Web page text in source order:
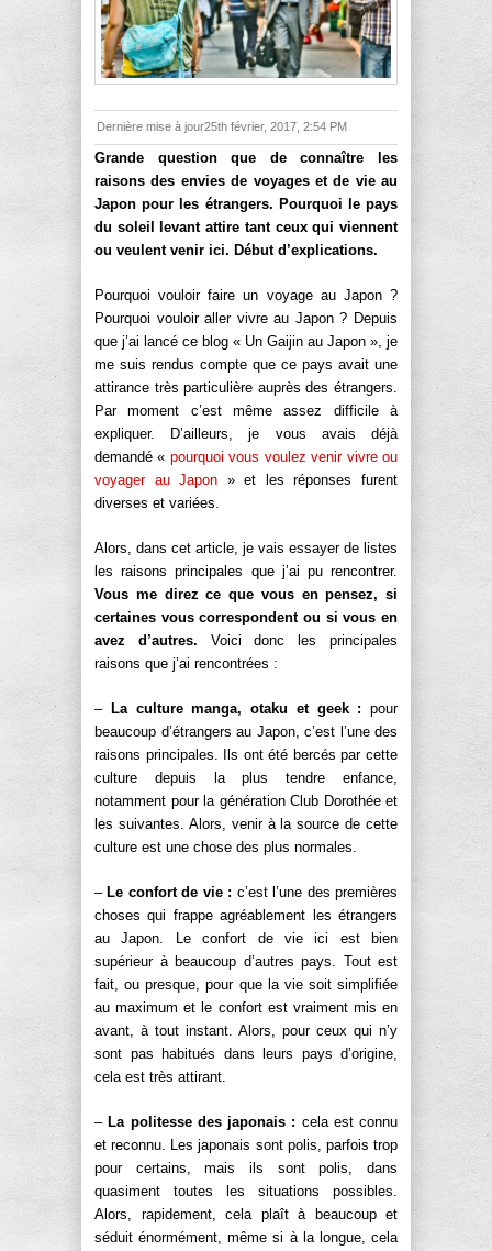
Dernière mise à jour25th février, 2017, 2:54 PM
Grande question que de connaître les
raisons des envies de voyages et de vie au
Japon pour les étrangers. Pourquoi le pays
du soleil levant attire tant ceux qui viennent
ou veulent venir ici. Début d’explications.
Pourquoi vouloir faire un voyage au Japon ?
Pourquoi vouloir aller vivre au Japon ? Depuis
que j’ai lancé ce blog « Un Gaijin au Japon », je
me suis rendus compte que ce pays avait une
attirance très particulière auprès des étrangers.
Par moment c’est même assez difficile à
expliquer. D’ailleurs, je vous avais déjà
demandé « pourquoi vous voulez venir vivre ou
voyager au Japon » et les réponses furent
diverses et variées.
Alors, dans cet article, je vais essayer de listes
les raisons principales que j’ai pu rencontrer.
Vous me direz ce que vous en pensez, si
certaines vous correspondent ou si vous en
avez d’autres. Voici donc les principales
raisons que j’ai rencontrées :
– La culture manga, otaku et geek : pour
beaucoup d’étrangers au Japon, c’est l’une des
raisons principales. Ils ont été bercés par cette
culture depuis la plus tendre enfance,
notamment pour la génération Club Dorothée et
les suivantes. Alors, venir à la source de cette
culture est une chose des plus normales.
– Le confort de vie : c’est l’une des premières
choses qui frappe agréablement les étrangers
au Japon. Le confort de vie ici est bien
supérieur à beaucoup d’autres pays. Tout est
fait, ou presque, pour que la vie soit simplifiée
au maximum et le confort est vraiment mis en
avant, à tout instant. Alors, pour ceux qui n’y
sont pas habitués dans leurs pays d’origine,
cela est très attirant.
– La politesse des japonais : cela est connu
et reconnu. Les japonais sont polis, parfois trop
pour certains, mais ils sont polis, dans
quasiment toutes les situations possibles.
Alors, rapidement, cela plaît à beaucoup et
séduit énormément, même si à la longue, cela